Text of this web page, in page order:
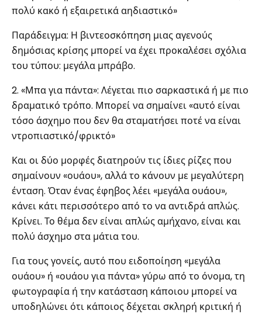
πολύ κακό ή εξαιρετικά αηδιαστικό»
Παράδειγμα: Η βιντεοσκόπηση μιας αγενούς
δημόσιας κρίσης μπορεί να έχει προκαλέσει σχόλια
του τύπου: μεγάλα μπράβο.
2. «Μπα για πάντα»: Λέγεται πιο σαρκαστικά ή με πιο
δραματικό τρόπο. Μπορεί να σημαίνει «αυτό είναι
τόσο άσχημο που δεν θα σταματήσει ποτέ να είναι
ντροπιαστικό/φρικτό»
Και οι δύο μορφές διατηρούν τις ίδιες ρίζες που
σημαίνουν «ουάου», αλλά το κάνουν με μεγαλύτερη
ένταση. Όταν ένας έφηβος λέει «μεγάλα ουάου»,
κάνει κάτι περισσότερο από το να αντιδρά απλώς.
Κρίνει. Το θέμα δεν είναι απλώς αμήχανο, είναι και
πολύ άσχημο στα μάτια του.
Για τους γονείς, αυτό που ειδοποίηση «μεγάλα
ουάου» ή «ουάου για πάντα» γύρω από το όνομα, τη
φωτογραφία ή την κατάσταση κάποιου μπορεί να
υποδηλώνει ότι κάποιος δέχεται σκληρή κριτική ή